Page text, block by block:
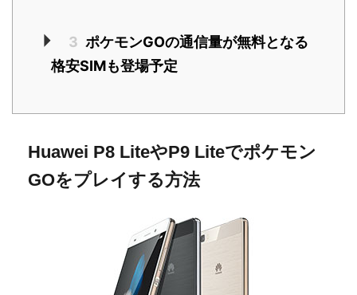
3 ポケモンGOの通信量が無料となる
格安SIMも登場予定
Huawei P8 LiteやP9 Liteでポケモン
GOをプレイする方法